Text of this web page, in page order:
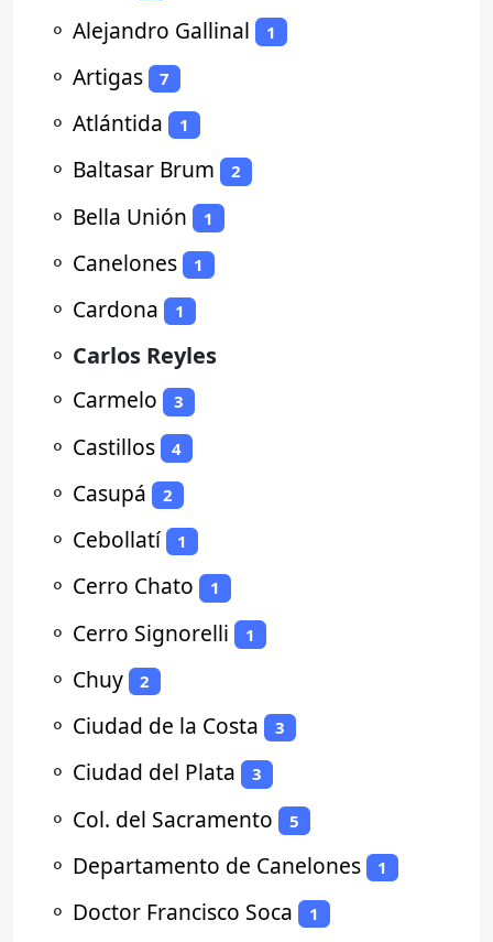
⚬ Alejandro Gallinal 1
⚬ Artigas 7
⚬ Atlántida 1
⚬ Baltasar Brum 2
⚬ Bella Unión 1
⚬ Canelones 1
⚬ Cardona 1
⚬ Carlos Reyles
⚬ Carmelo 3
⚬ Castillos 4
⚬ Casupá 2
⚬ Cebollatí 1
⚬ Cerro Chato 1
⚬ Cerro Signorelli 1
⚬ Chuy 2
⚬ Ciudad de la Costa 3
⚬ Ciudad del Plata 3
⚬ Col. del Sacramento 5
⚬ Departamento de Canelones 1
⚬ Doctor Francisco Soca 1